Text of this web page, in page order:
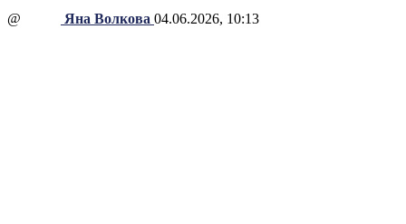
@ Яна Волкова 04.06.2026, 10:13